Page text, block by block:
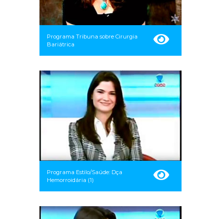
Programa Tribuna sobre Cirurgia
Bariátrica
Programa Estilo/Saúde: Dça
Hemorroidária (1)